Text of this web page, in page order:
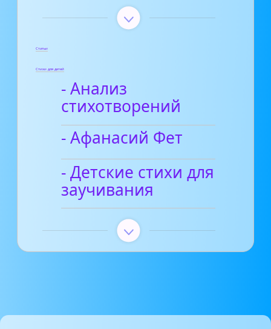
Статьи
Стихи для детей
- Анализ
стихотворений
- Афанасий Фет
- Детские стихи для
заучивания